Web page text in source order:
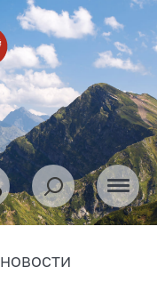
НОВОСТИ